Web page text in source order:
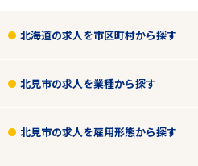
北海道の求人を市区町村から探す
北見市の求人を業種から探す
北見市の求人を雇用形態から探す